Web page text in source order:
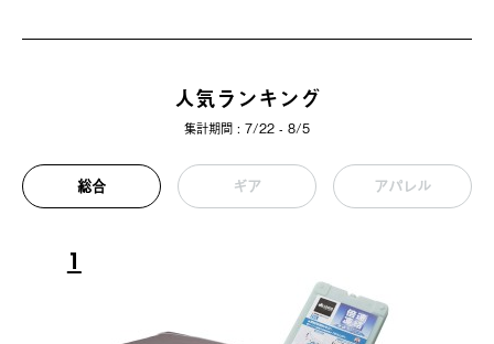
人気ランキング
集計期間 : 7/22 - 8/5
総合 ギア アパレル
1